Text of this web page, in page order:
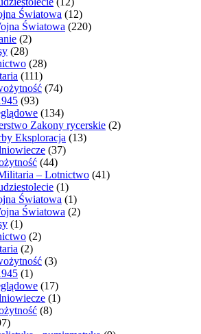
Światowa (12)
Światowa (220)
(2)
(28)
(28)
(111)
(74)
(93)
(134)
Zakony rycerskie (2)
Eksploracja (13)
(37)
(44)
– Lotnictwo (41)
(1)
Światowa (1)
Światowa (2)
(1)
(2)
(2)
(3)
(1)
(17)
(1)
(8)